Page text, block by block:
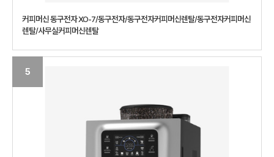
커피머신 동구전자 XO-7/동구전자/동구전자커피머신렌탈/동구전자커피머신
렌탈/사무실커피머신렌탈
5